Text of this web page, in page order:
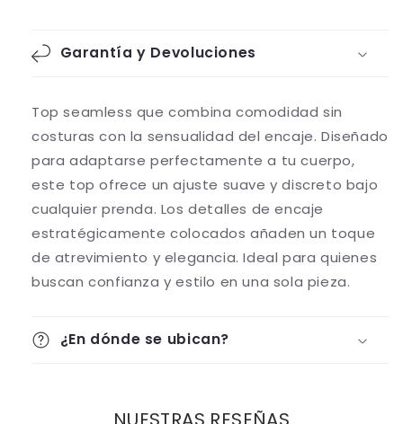
Garantía y Devoluciones
Top seamless que combina comodidad sin
costuras con la sensualidad del encaje. Diseñado
para adaptarse perfectamente a tu cuerpo,
este top ofrece un ajuste suave y discreto bajo
cualquier prenda. Los detalles de encaje
estratégicamente colocados añaden un toque
de atrevimiento y elegancia. Ideal para quienes
buscan confianza y estilo en una sola pieza.
¿En dónde se ubican?